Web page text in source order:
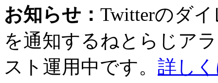
お知らせ： Twitterのダ
を通知するねとらじア
スト運用中です。 詳し